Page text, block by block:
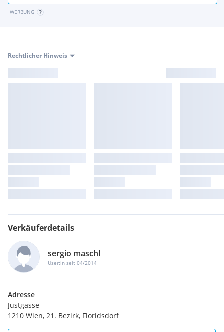
WERBUNG
Rechtlicher Hinweis
Verkäuferdetails
sergio maschl
User:in seit 04/2014
Adresse
Justgasse
1210 Wien, 21. Bezirk, Floridsdorf